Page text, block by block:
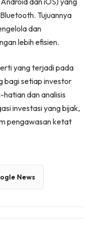
Tujuannya
dan
lebih efisien.
yang terjadi pada
bagi setiap investor
dan analisis
investasi yang bijak,
pengawasan ketat
News